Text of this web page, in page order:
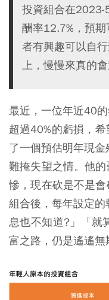
投資組合在2023-
酬率12.7%，預
者有興趣可以自
上，慢慢來真的
最近，一位年近40
超過40%的虧損，
了一個預估明年現
難掩失望之情。他
慘，現在砍是不是
組合後，每年設定
息也不知道?」「就
富之路，仍是遙遙無